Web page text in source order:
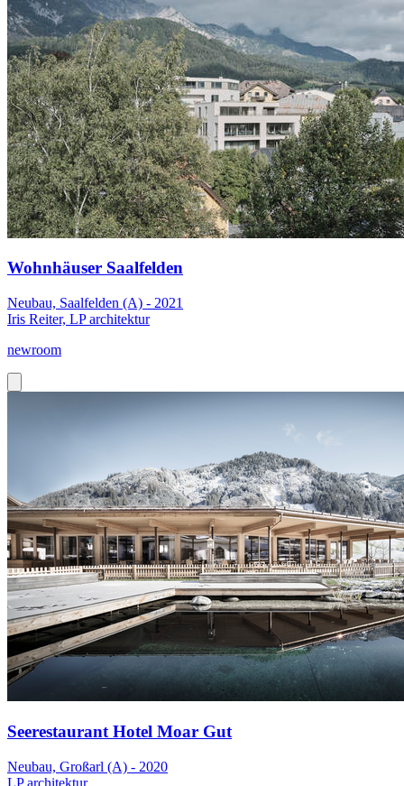
Wohnhäuser Saalfelden
Neubau, Saalfelden (A) - 2021
Iris Reiter, LP architektur
newroom
Seerestaurant Hotel Moar Gut
Neubau, Großarl (A) - 2020
LP architektur